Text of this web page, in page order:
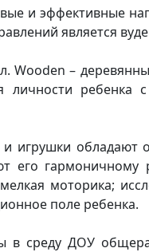
и эффективные
является
Wooden –
личности ребенка
игрушки обладают
его
моторика;
поле ребенка.
в среду ДОУ